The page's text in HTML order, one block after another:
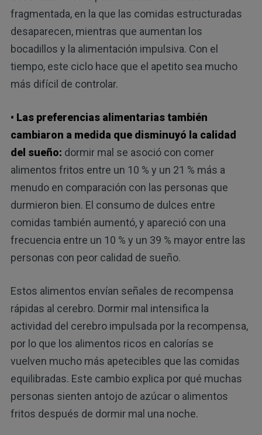
fragmentada, en la que las comidas estructuradas
desaparecen, mientras que aumentan los
bocadillos y la alimentación impulsiva. Con el
tiempo, este ciclo hace que el apetito sea mucho
más difícil de controlar.
• Las preferencias alimentarias también
cambiaron a medida que disminuyó la calidad
del sueño: dormir mal se asoció con comer
alimentos fritos entre un 10 % y un 21 % más a
menudo en comparación con las personas que
durmieron bien. El consumo de dulces entre
comidas también aumentó, y apareció con una
frecuencia entre un 10 % y un 39 % mayor entre las
personas con peor calidad de sueño.
Estos alimentos envían señales de recompensa
rápidas al cerebro. Dormir mal intensifica la
actividad del cerebro impulsada por la recompensa,
por lo que los alimentos ricos en calorías se
vuelven mucho más apetecibles que las comidas
equilibradas. Este cambio explica por qué muchas
personas sienten antojo de azúcar o alimentos
fritos después de dormir mal una noche.